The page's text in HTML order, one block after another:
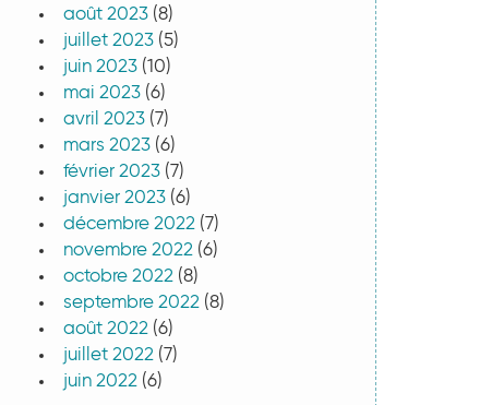
août 2023 (8)
juillet 2023 (5)
juin 2023 (10)
mai 2023 (6)
avril 2023 (7)
mars 2023 (6)
février 2023 (7)
janvier 2023 (6)
décembre 2022 (7)
novembre 2022 (6)
octobre 2022 (8)
septembre 2022 (8)
août 2022 (6)
juillet 2022 (7)
juin 2022 (6)